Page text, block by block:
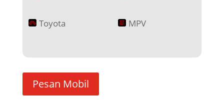
Toyota MPV
Pesan Mobil